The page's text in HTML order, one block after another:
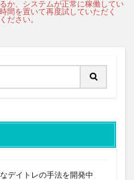
なデイトレの手法を開発中